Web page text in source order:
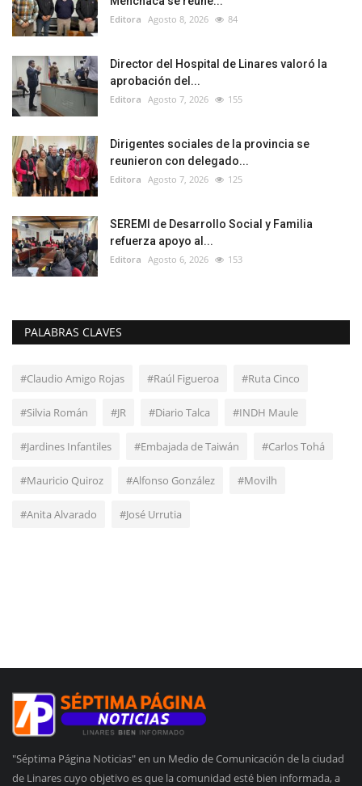
Editora Agosto 8, 2026 84
Director del Hospital de Linares valoró la
aprobación del...
Editora Agosto 7, 2026 155
Dirigentes sociales de la provincia se
reunieron con delegado...
Editora Agosto 7, 2026 125
SEREMI de Desarrollo Social y Familia
refuerza apoyo al...
Editora Agosto 6, 2026 153
PALABRAS CLAVES
#Claudio Amigo Rojas #Raúl Figueroa #Ruta Cinco
#Silvia Román #JR #Diario Talca #INDH Maule
#Jardines Infantiles #Embajada de Taiwán #Carlos Tohá
#Mauricio Quiroz #Alfonso González #Movilh
#Anita Alvarado #José Urrutia
"Séptima Página Noticias" en un Medio de Comunicación de la ciudad
de Linares cuyo objetivo es que la comunidad esté bien informada, a